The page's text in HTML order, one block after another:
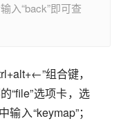
入“back”即可查
组合键，
“file”选项卡，选
入“keymap”；